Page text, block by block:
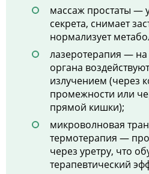
массаж простаты —
секрета, снимает
нормализует
лазеротерапия —
органа
излучением (через
промежности или
прямой кишки);
микроволновая
термотерапия —
через уретру, что
терапевтический